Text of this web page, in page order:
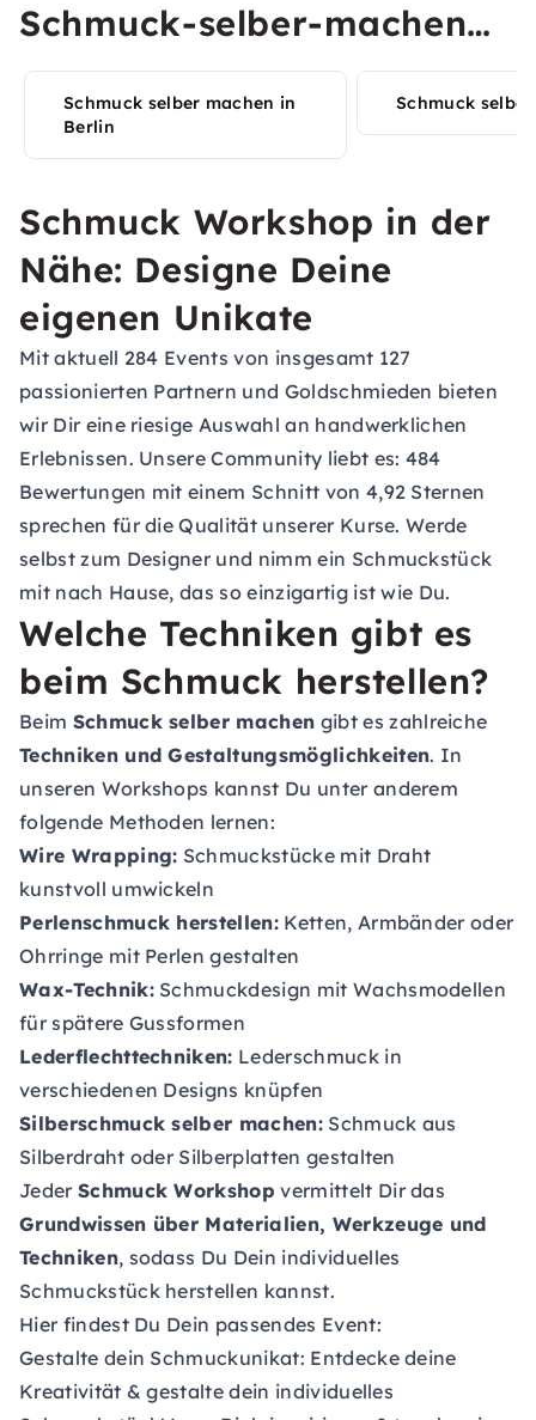
Schmuck-selber-machen
Erlebnisse in Deiner Stadt
entdecken
Schmuck selber machen in
Berlin
Schmuck
Schmuck Workshop in der
Nähe: Designe Deine
eigenen Unikate
Mit aktuell 284 Events von insgesamt 127
passionierten Partnern und Goldschmieden bieten
wir Dir eine riesige Auswahl an handwerklichen
Erlebnissen. Unsere Community liebt es: 484
Bewertungen mit einem Schnitt von 4,92 Sternen
sprechen für die Qualität unserer Kurse. Werde
selbst zum Designer und nimm ein Schmuckstück
mit nach Hause, das so einzigartig ist wie Du.
Welche Techniken gibt es
beim Schmuck herstellen?
Beim Schmuck selber machen gibt es zahlreiche
Techniken und Gestaltungsmöglichkeiten. In
unseren Workshops kannst Du unter anderem
folgende Methoden lernen:
Wire Wrapping: Schmuckstücke mit Draht
kunstvoll umwickeln
Perlenschmuck herstellen: Ketten, Armbänder oder
Ohrringe mit Perlen gestalten
Wax-Technik:Schmuckdesign mit Wachsmodellen
für spätere Gussformen
Lederflechttechniken: Lederschmuck in
verschiedenen Designs knüpfen
Silberschmuck selber machen:Schmuck aus
Silberdraht oder Silberplatten gestalten
Jeder Schmuck Workshop vermittelt Dir das
Grundwissen über Materialien, Werkzeuge und
Techniken, sodass Du Dein individuelles
Schmuckstück herstellen kannst.
Hier findest Du Dein passendes Event:
Gestalte dein Schmuckunikat: Entdecke deine
Kreativität & gestalte dein individuelles